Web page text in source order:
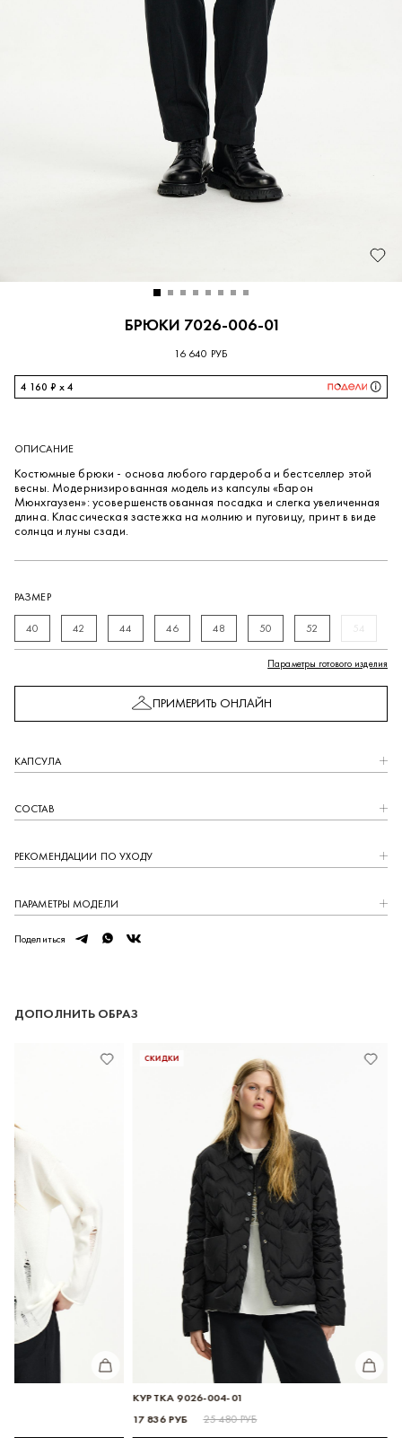
1000 БОНУСОВ ЗА МИНУТУ
Зарегистрируйтесь в нашей программе лояльности
и получите 1000 бонусных баллов на первый заказ.
РЕГИСТРАЦИЯ
БРЮКИ 7026-006-01
16 640 РУБ
4 160 ₽ x 4
ОПИСАНИЕ
Костюмные брюки - основа любого гардероба и бестселлер этой
весны. Модернизированная модель из капсулы «Барон
Мюнхгаузен»: усовершенствованная посадка и слегка увеличенная
длина. Классическая застежка на молнию и пуговицу, принт в виде
солнца и луны сзади.
РАЗМЕР
40 42 44 46 48 50 52 54
Параметры готового изделия
ПРИМЕРИТЬ ОНЛАЙН
КАПCУЛА
СОСТАВ
РЕКОМЕНДАЦИИ ПО УХОДУ
ПАРАМЕТРЫ МОДЕЛИ
Поделиться telegramwhatsapp
vk
ДОПОЛНИТЬ ОБРАЗ
КУПИТЬ
ДЖЕМПЕР 3026-003-01
17 160 РУБ